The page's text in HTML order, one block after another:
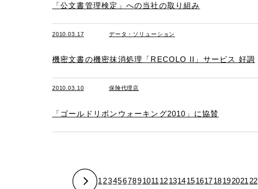
「公文書管理検定」への当社の取り組み
2010.03.17 データ・ソリューション
機密文書の機密抹消処理「RECOLO II」サービス 好調
2010.03.10 保険代理店
「ゴールドリボンウォーキング2010」に協賛
1 234567891011 12131415161718192021 22